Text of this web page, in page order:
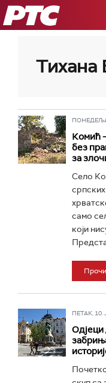
РТС
Тихана
Комић
без
за
Село
само
који
ПЕТАК, 10.
Одјеци